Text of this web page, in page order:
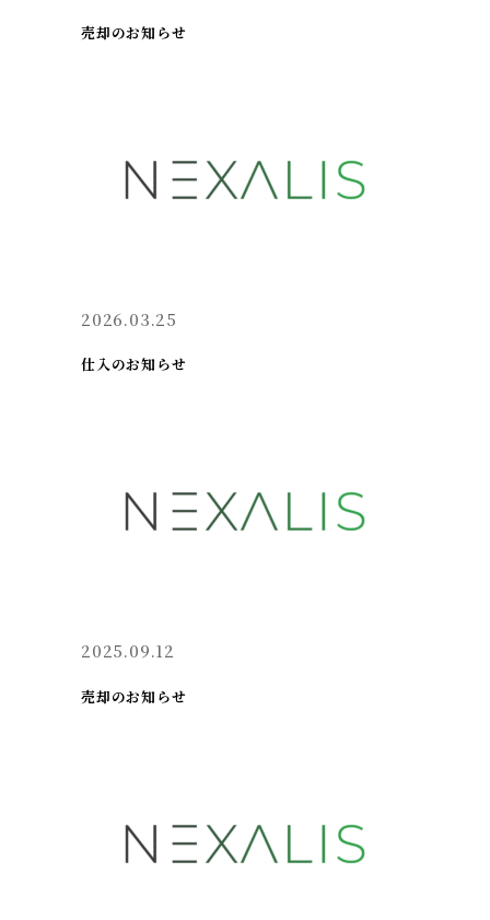
売却のお知らせ
2026.03.25
仕入のお知らせ
2025.09.12
売却のお知らせ